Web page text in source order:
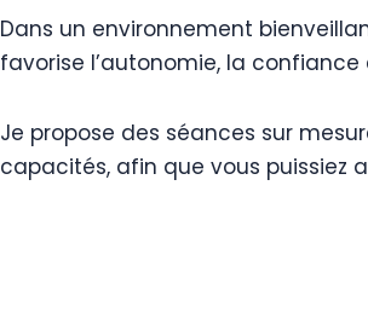
Dans un environnement
favorise l’autonomie, la
Je propose des séances sur
capacités, afin que vous puissiez